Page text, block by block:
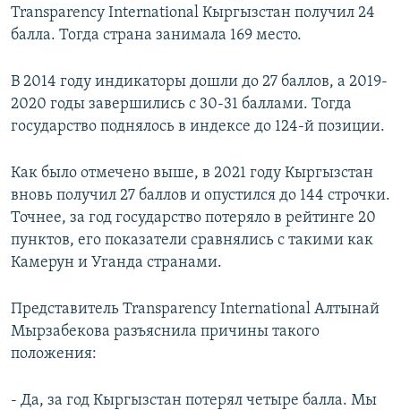
Transparency International Кыргызстан получил 24
балла. Тогда страна занимала 169 место.
В 2014 году индикаторы дошли до 27 баллов, а 2019-
2020 годы завершились с 30-31 баллами. Тогда
государство поднялось в индексе до 124-й позиции.
Как было отмечено выше, в 2021 году Кыргызстан
вновь получил 27 баллов и опустился до 144 строчки.
Точнее, за год государство потеряло в рейтинге 20
пунктов, его показатели сравнялись с такими как
Камерун и Уганда странами.
Представитель Transparency International Алтынай
Мырзабекова разъяснила причины такого
положения:
- Да, за год Кыргызстан потерял четыре балла. Мы